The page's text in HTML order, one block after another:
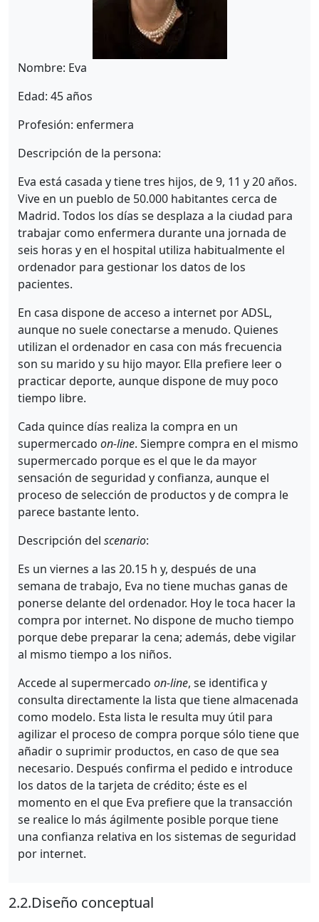
Nombre: Eva
Edad: 45 años
Profesión: enfermera
Descripción de la persona:
Eva está casada y tiene tres hijos, de 9, 11 y 20 años.
Vive en un pueblo de 50.000 habitantes cerca de
Madrid. Todos los días se desplaza a la ciudad para
trabajar como enfermera durante una jornada de
seis horas y en el hospital utiliza habitualmente el
ordenador para gestionar los datos de los
pacientes.
En casa dispone de acceso a internet por ADSL,
aunque no suele conectarse a menudo. Quienes
utilizan el ordenador en casa con más frecuencia
son su marido y su hijo mayor. Ella prefiere leer o
practicar deporte, aunque dispone de muy poco
tiempo libre.
Cada quince días realiza la compra en un
supermercado on-line. Siempre compra en el mismo
supermercado porque es el que le da mayor
sensación de seguridad y confianza, aunque el
proceso de selección de productos y de compra le
parece bastante lento.
Descripción del scenario:
Es un viernes a las 20.15 h y, después de una
semana de trabajo, Eva no tiene muchas ganas de
ponerse delante del ordenador. Hoy le toca hacer la
compra por internet. No dispone de mucho tiempo
porque debe preparar la cena; además, debe vigilar
al mismo tiempo a los niños.
Accede al supermercado on-line, se identifica y
consulta directamente la lista que tiene almacenada
como modelo. Esta lista le resulta muy útil para
agilizar el proceso de compra porque sólo tiene que
añadir o suprimir productos, en caso de que sea
necesario. Después confirma el pedido e introduce
los datos de la tarjeta de crédito; éste es el
momento en el que Eva prefiere que la transacción
se realice lo más ágilmente posible porque tiene
una confianza relativa en los sistemas de seguridad
por internet.
2.2.Diseño conceptual